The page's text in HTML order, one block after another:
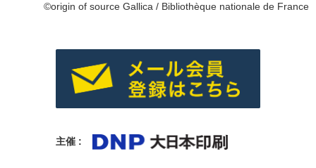
©origin of source Gallica / Bibliothèque nationale de France
主催 :